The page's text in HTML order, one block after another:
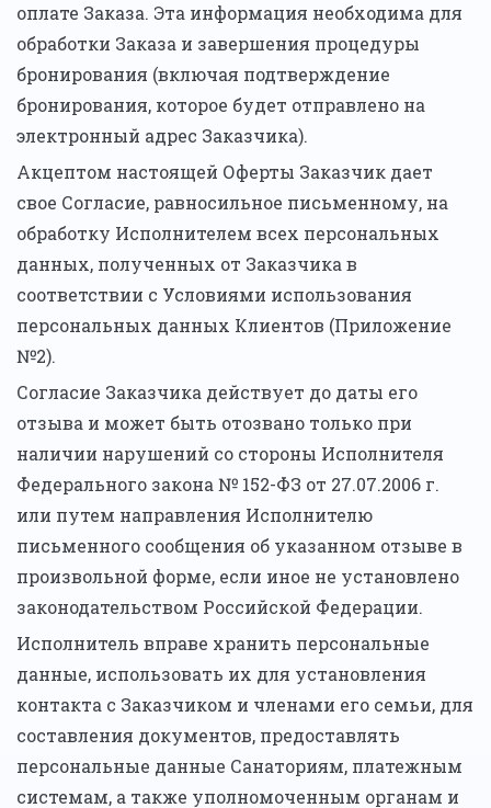
оплате Заказа. Эта информация необходима для
обработки Заказа и завершения процедуры
бронирования (включая подтверждение
бронирования, которое будет отправлено на
электронный адрес Заказчика).
Акцептом настоящей Оферты Заказчик дает
свое Согласие, равносильное письменному, на
обработку Исполнителем всех персональных
данных, полученных от Заказчика в
соответствии с Условиями использования
персональных данных Клиентов (Приложение
№2).
Согласие Заказчика действует до даты его
отзыва и может быть отозвано только при
наличии нарушений со стороны Исполнителя
Федерального закона № 152-ФЗ от 27.07.2006 г.
или путем направления Исполнителю
письменного сообщения об указанном отзыве в
произвольной форме, если иное не установлено
законодательством Российской Федерации.
Исполнитель вправе хранить персональные
данные, использовать их для установления
контакта с Заказчиком и членами его семьи, для
составления документов, предоставлять
персональные данные Санаториям, платежным
системам, а также уполномоченным органам и